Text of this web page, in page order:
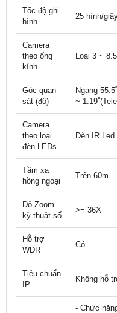
Tốc độ ghi
hình
25 hình/
Camera
theo ống
kính
Loại 3 ~
Góc quan
sát (độ)
Ngang
~
Camera
theo loại
đèn LEDs
Đèn IR Led
Tầm xa
hồng ngoại
Trên 60m
Độ Zoom
kỹ thuật số
>= 36X
Hỗ trợ
WDR
Có
Tiêu chuẩn
IP
Không hỗ
- Chức